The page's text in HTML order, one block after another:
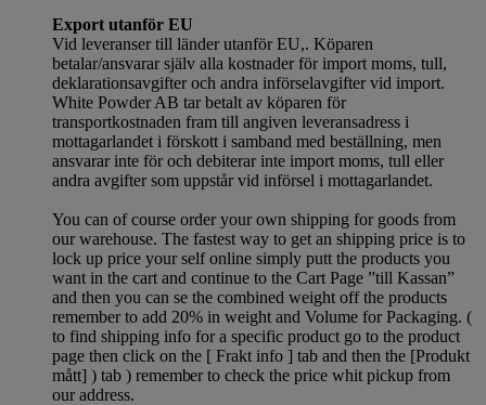
Export utanför EU
Vid leveranser till länder utanför EU,. Köparen
betalar/ansvarar själv alla kostnader för import moms, tull,
deklarationsavgifter och andra införselavgifter vid import.
White Powder AB tar betalt av köparen för
transportkostnaden fram till angiven leveransadress i
mottagarlandet i förskott i samband med beställning, men
ansvarar inte för och debiterar inte import moms, tull eller
andra avgifter som uppstår vid införsel i mottagarlandet.
You can of course order your own shipping for goods from
our warehouse. The fastest way to get an shipping price is to
lock up price your self online simply putt the products you
want in the cart and continue to the Cart Page ”till Kassan”
and then you can se the combined weight off the products
remember to add 20% in weight and Volume for Packaging. (
to find shipping info for a specific product go to the product
page then click on the [ Frakt info ] tab and then the [Produkt
mått] ) tab ) rememberto check the price whit pickup from
our address.